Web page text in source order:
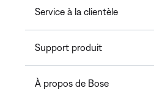
Service à la clientèle
Support produit
À propos de Bose